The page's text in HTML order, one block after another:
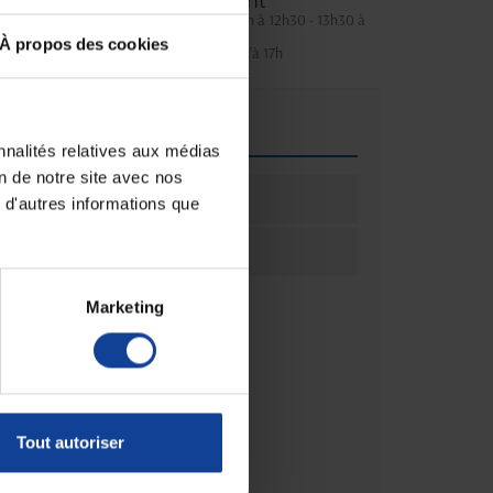
À propos des cookies
relatives aux médias
de notre site avec nos
informations que
Marketing
Tout autoriser
Lundi au jeudi : 9h à 12h30 - 13h30 à
18h
Le vendredi jusqu'à 17h